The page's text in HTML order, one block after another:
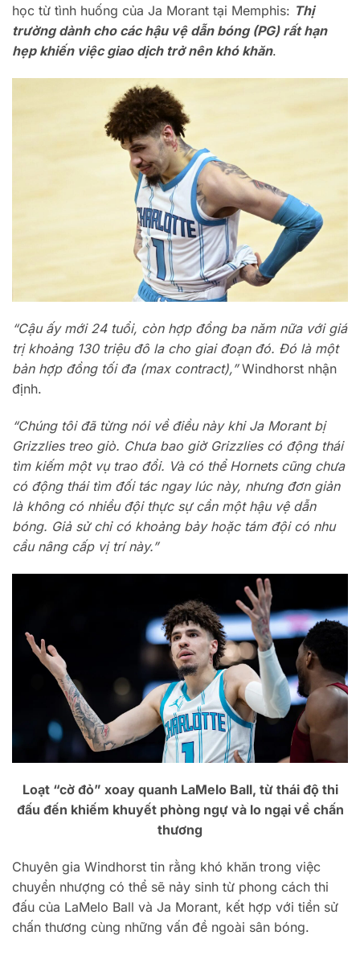
học từ tình huống của Ja Morant tại Memphis: Thị
trường dành cho các hậu vệ dẫn bóng (PG) rất hạn
hẹp khiến việc giao dịch trở nên khó khăn.
“Cậu ấy mới 24 tuổi, còn hợp đồng ba năm nữa với giá
trị khoảng 130 triệu đô la cho giai đoạn đó. Đó là một
bản hợp đồng tối đa (max contract),”Windhorst nhận
định.
“Chúng tôi đã từng nói về điều này khi Ja Morant bị
Grizzlies treo giò. Chưa bao giờ Grizzlies có động thái
tìm kiếm một vụ trao đổi. Và có thể Hornets cũng chưa
có động thái tìm đối tác ngay lúc này, nhưng đơn giản
là không có nhiều đội thực sự cần một hậu vệ dẫn
bóng. Giả sử chỉ có khoảng bảy hoặc tám đội có nhu
cầu nâng cấp vị trí này.”
Loạt “cờ đỏ” xoay quanh LaMelo Ball, từ thái độ thi
đấu đến khiếm khuyết phòng ngự và lo ngại về chấn
thương
Chuyên gia Windhorst tin rằng khó khăn trong việc
chuyển nhượng có thể sẽ nảy sinh từ phong cách thi
đấu của LaMelo Ball và Ja Morant, kết hợp với tiền sử
chấn thương cùng những vấn đề ngoài sân bóng.